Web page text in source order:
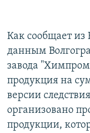
ПОДПИШИТЕСЬ
СОЦИАЛЬНЫЕ СЕТИ
Как сообщает из
данным
завода
продукция на
версии
организовано
продукции,